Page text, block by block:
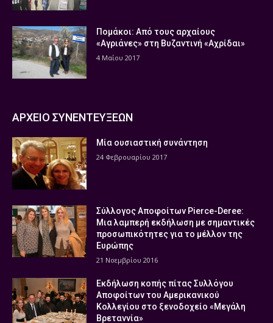
Πομάκοι: Από τους αρχαίους
«Αγριάνες» στη Βυζαντινή «Αχρίδαι»
4 Μαΐου 2017
ΑΡΧΕΙΟ ΣΥΝΕΝΤΕΥΞΕΩΝ
Μία ουσιαστική συνάντηση
24 Φεβρουαρίου 2017
Σύλλογος Αποφοίτων Pierce-Deree:
Μια λαμπερή εκδήλωση με σημαντικές
προσωπικότητες για το μέλλον της
Ευρώπης
21 Νοεμβρίου 2016
Εκδήλωση κοπής πίτας Συλλόγου
Αποφοίτων του Αμερικανικού
Κολλεγίου στο ξενοδοχείο «Μεγάλη
Βρεταννία»